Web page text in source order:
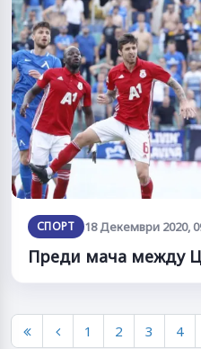
СПОРТ 18 Декември 2020,
Преди мача между
1 2 3 4